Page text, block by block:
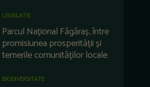
LEGISLATIE
Parcul Național Făgăraș, între
promisiunea prosperității și
temerile comunităților locale
BIODIVERSITATE